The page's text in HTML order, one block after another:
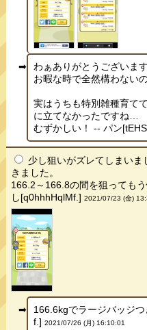
わぁありがとうございます
お暇な時で全然構わない
実はうちも特別雑種育て
に立てなかったですね…
むずかしい！ -- パン
少し狙いがズレてしまい
きました。
166.2～166.8の間を狙っても
し[q0hhhHqlMf.]2021/07/23 (金)
166.6kgでラージバッジ
f.] 2021/07/26 (月) 16:10:01